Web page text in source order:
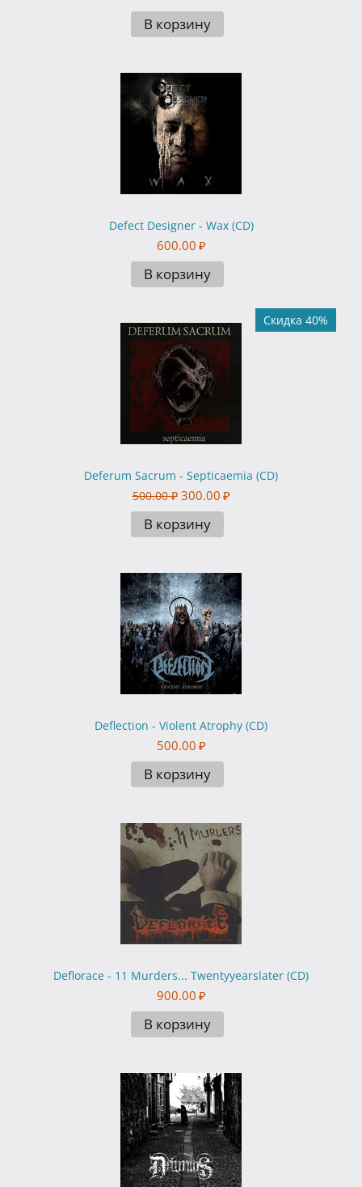
В корзину
Defect Designer - Wax (CD)
600.00 ₽
В корзину
Скидка 40%
Deferum Sacrum - Septicaemia (CD)
500.00 ₽ 300.00 ₽
В корзину
Deflection - Violent Atrophy (CD)
500.00 ₽
В корзину
Deflorace - 11 Murders... Twentyyearslater (CD)
900.00 ₽
В корзину